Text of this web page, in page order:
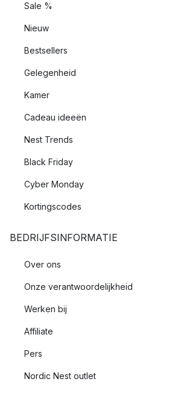
Sale %
Nieuw
Bestsellers
Gelegenheid
Kamer
Cadeau ideeën
Nest Trends
Black Friday
Cyber Monday
Kortingscodes
BEDRIJFSINFORMATIE
Over ons
Onze verantwoordelijkheid
Werken bij
Affiliate
Pers
Nordic Nest outlet